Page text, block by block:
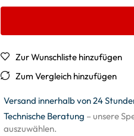
Zur Wunschliste hinzufügen
Zum Vergleich hinzufügen
Versand innerhalb von 24
Technische Beratung – unsere
auszuwählen.